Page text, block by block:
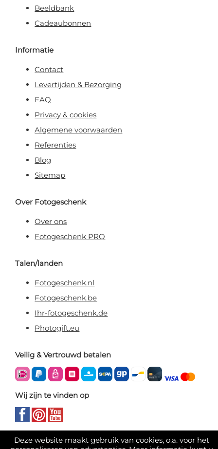
Deze website maakt gebruik van cookies, o.a. voor het
Beeldbank
Cadeaubonnen
Informatie
Contact
Levertijden & Bezorging
FAQ
Privacy & cookies
Algemene voorwaarden
Referenties
Blog
Sitemap
Over Fotogeschenk
Over ons
Fotogeschenk PRO
Talen/landen
Fotogeschenk.nl
Fotogeschenk.be
Ihr-fotogeschenk.de
Photogift.eu
Veilig & Vertrouwd betalen
Wij zijn te vinden op